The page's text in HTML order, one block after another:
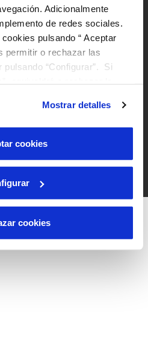
Adicionalmente
de redes sociales.
pulsando “ Aceptar
permitir o rechazar las
“Configurar”. Si
el sitio web funcione y que
Puedes consultar
Política de Cookies
Mostrar detalles
cookies
cookies
de cookies
de datos